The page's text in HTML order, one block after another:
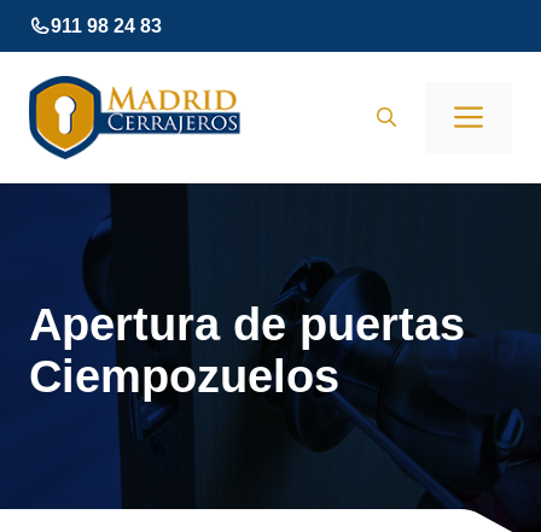
Saltar
al
contenido
911 98 24 83
Apertura de puertas
Ciempozuelos